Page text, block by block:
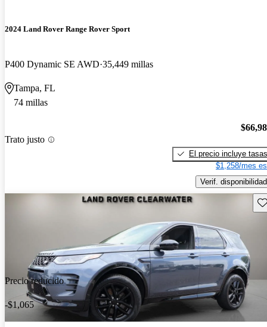
2024 Land Rover Range Rover Sport
P400 Dynamic SE AWD 35,449 millas
Tampa, FL
74 millas
Trato justo
El precio incluye tasas
$1,258/mes
Verif. disponibilidad
Precio reducido
-$1,065